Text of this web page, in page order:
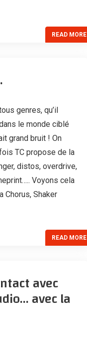
READ MORE
genres, qu’il
le monde ciblé
grand bruit ! On
TC propose de la
distos, overdrive,
Voyons cela
Chorus, Shaker
READ MORE
avec
avec la